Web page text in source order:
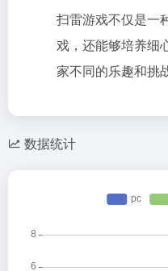
扫雷游戏不仅是一
戏，还能够培养细
家不同的乐趣和挑
数据统计